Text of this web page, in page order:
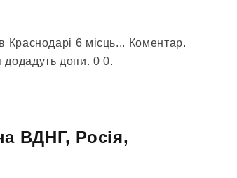
Краснодарі 6 місць... Коментар.
допи. 0 0.
ВДНГ, Росія,